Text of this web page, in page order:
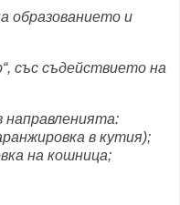
образованието и
със съдействието на
в кутия);
на кошница;